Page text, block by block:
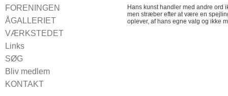
Kulturcaféer 2024
Kulturcaféer 2021
Kulturcaféer 2019
Kulturcaféer 2018
Kulturcaféer 2017
Kulturcaféer 2016
FORENINGEN
Bestyrelsen 2024
Vedtægter
Vagterne
ÅGALLERIET
For udstillere
VÆRKSTEDET
Booking
Links
SØG
Bliv medlem
KONTAKT
Hans kunst handler med andre ord
men stræber efter at være en
oplever, af hans egne valg og ikke